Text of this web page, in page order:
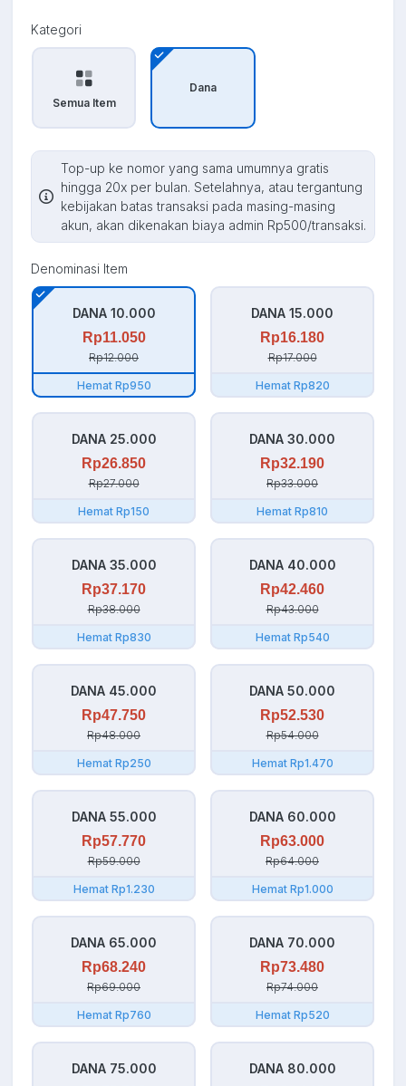
Kategori
Semua Item
Dana
Top-up ke nomor yang sama umumnya gratis
hingga 20x per bulan. Setelahnya, atau tergantung
kebijakan batas transaksi pada masing-masing
akun, akan dikenakan biaya admin Rp500/transaksi.
Denominasi Item
DANA 10.000
Rp11.050
Rp12.000
Hemat Rp950
DANA 15.000
Rp16.180
Rp17.000
Hemat Rp820
DANA 25.000
Rp26.850
Rp27.000
Hemat Rp150
DANA 30.000
Rp32.190
Rp33.000
Hemat Rp810
DANA 35.000
Rp37.170
Rp38.000
Hemat Rp830
DANA 40.000
Rp42.460
Rp43.000
Hemat Rp540
DANA 45.000
Rp47.750
Rp48.000
Hemat Rp250
DANA 50.000
Rp52.530
Rp54.000
Hemat Rp1.470
DANA 55.000
Rp57.770
Rp59.000
Hemat Rp1.230
DANA 60.000
Rp63.000
Rp64.000
Hemat Rp1.000
DANA 65.000
Rp68.240
Rp69.000
Hemat Rp760
DANA 70.000
Rp73.480
Rp74.000
Hemat Rp520
DANA 75.000
DANA 80.000